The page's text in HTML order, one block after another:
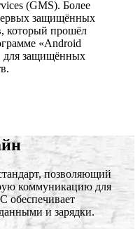
(GMS). Более
защищённых
который прошёл
«Android
для защищённых
позволяющий
коммуникацию для
обеспечивает
и зарядки.